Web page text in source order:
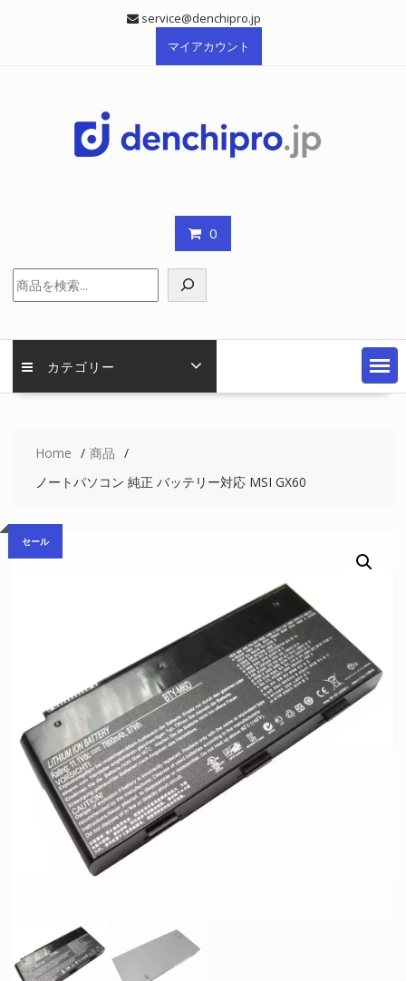
service@denchipro.jp
マイアカウント
0
索
カテゴリー
Home
商品
ノートパソコン 純正 バッテリー対応 MSI GX60
セール